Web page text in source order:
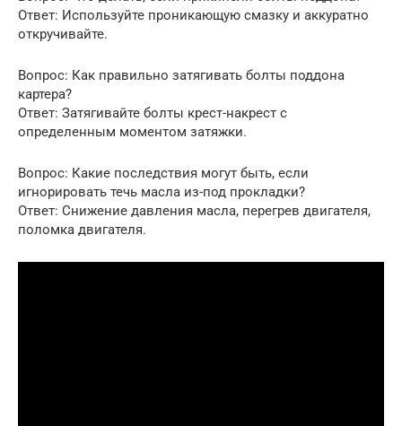
Ответ: Используйте проникающую смазку и аккуратно
откручивайте.
Вопрос: Как правильно затягивать болты поддона
картера?
Ответ: Затягивайте болты крест-накрест с
определенным моментом затяжки.
Вопрос: Какие последствия могут быть, если
игнорировать течь масла из-под прокладки?
Ответ: Снижение давления масла, перегрев двигателя,
поломка двигателя.